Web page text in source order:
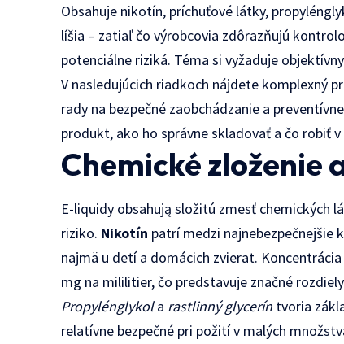
Obsahuje nikotín, príchuťové látky,
líšia – zatiaľ čo výrobcovia zdôrazňujú
potenciálne riziká. Téma si vyžaduje
V nasledujúcich riadkoch nájdete komplexný
rady na bezpečné zaobchádzanie a
produkt, ako ho správne skladovať a čo robiť v
Chemické zloženie
E-liquidy obsahują složitú zmesť chemických
riziko. Nikotín patrí medzi najnebezpečnejšie
najmä u detí a domácich zvierat.
mg na mililitier, čo predstavuje značné
Propylénglykola rastlinný glycerín tvoria
relatívne bezpečné pri požití v malých